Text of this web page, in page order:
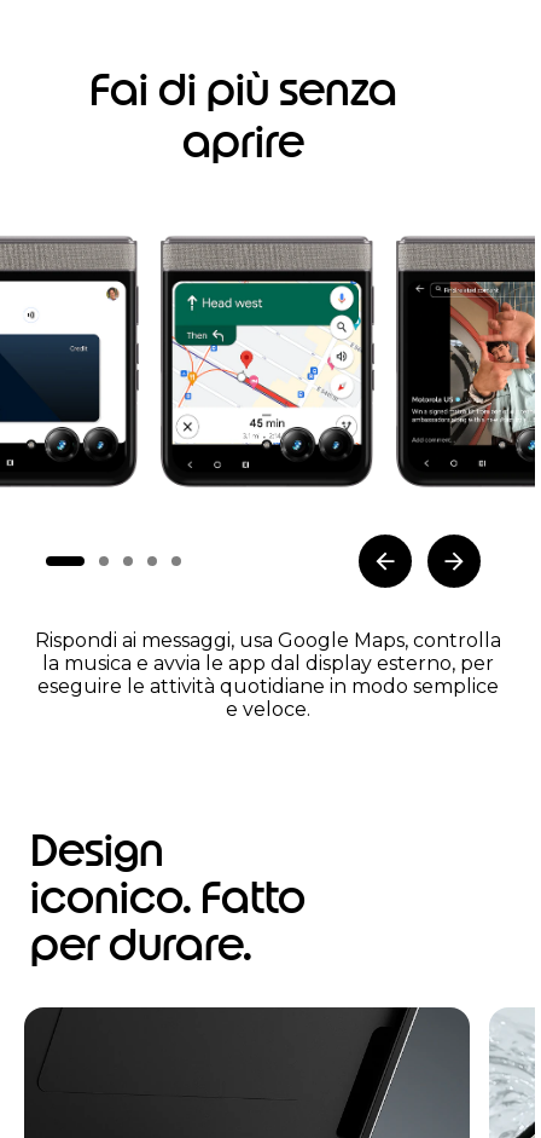
Fai di più senza
aprire
Rispondi ai messaggi, usa Google Maps, controlla
la musica e avvia le app dal display esterno, per
eseguire le attività quotidiane in modo semplice
e veloce.
Design
iconico. Fatto
per durare.